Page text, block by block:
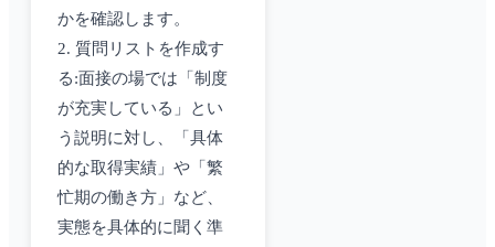
かを確認します。
2. 質問リストを作成す
る:面接の場では「制度
が充実している」とい
う説明に対し、「具体
的な取得実績」や「繁
忙期の働き方」など、
実態を具体的に聞く準